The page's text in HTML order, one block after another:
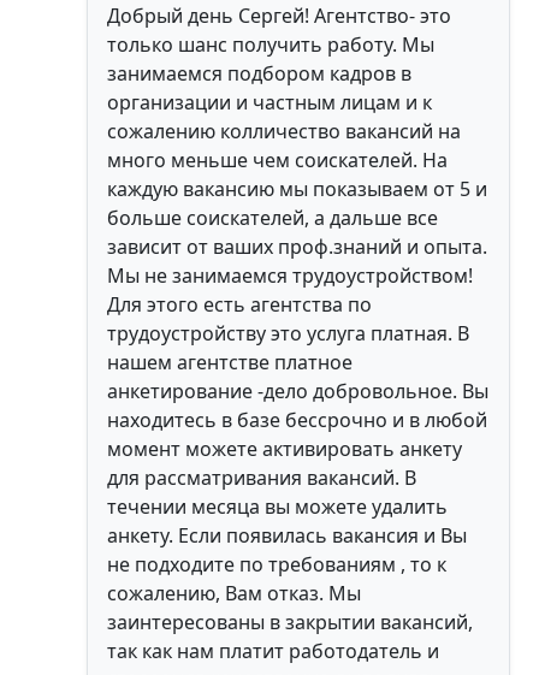
Добрый день Сергей! Агентство- это
только шанс получить работу. Мы
занимаемся подбором кадров в
организации и частным лицам и к
сожалению колличество вакансий на
много меньше чем соискателей. На
каждую вакансию мы показываем от 5 и
больше соискателей, а дальше все
зависит от ваших проф.знаний и опыта.
Мы не занимаемся трудоустройством!
Для этого есть агентства по
трудоустройству это услуга платная. В
нашем агентстве платное
анкетирование -дело добровольное. Вы
находитесь в базе бессрочно и в любой
момент можете активировать анкету
для рассматривания вакансий. В
течении месяца вы можете удалить
анкету. Если появилась вакансия и Вы
не подходите по требованиям , то к
сожалению, Вам отказ. Мы
заинтересованы в закрытии вакансий,
так как нам платит работодатель и